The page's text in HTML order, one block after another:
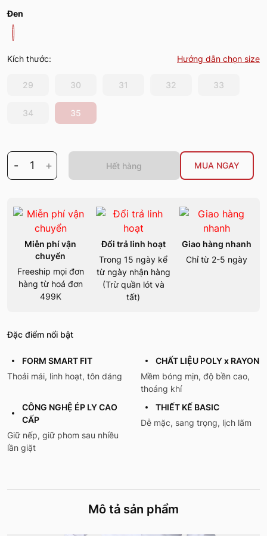
Đen
Kích thước: Hướng dẫn chọn size
29 30 31 32 33
34 35
- 1 + Hết hàng MUA NGAY
Miễn phí vận
chuyển
Freeship mọi đơn
hàng từ hoá đơn
499K
Đổi trả linh hoạt
Trong 15 ngày kể
từ ngày nhận hàng
(Trừ quần lót và
tất)
Giao hàng nhanh
Chỉ từ 2-5 ngày
Đặc điểm nổi bật
FORM SMART FIT
Thoải mái, linh hoạt, tôn dáng
CHẤT LIỆU POLY x RAYON
Mềm bóng mịn, độ bền cao,
thoáng khí
CÔNG NGHỆ ÉP LY CAO
CẤP
Giữ nếp, giữ phom sau nhiều
lần giặt
THIẾT KẾ BASIC
Dễ mặc, sang trọng, lịch lãm
Mô tả sản phẩm